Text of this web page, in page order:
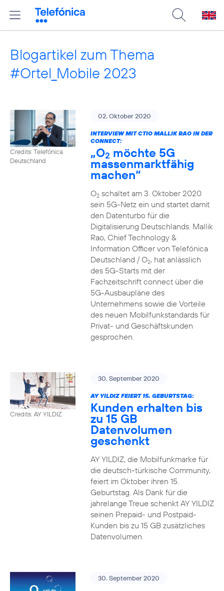
Blogartikel zum Thema
#Ortel_Mobile 2023
Credits: Telefónica
Deutschland
02. Oktober 2020
INTERVIEW MIT CTIO MALLIK RAO IN DER
CONNECT:
„O2 möchte 5G
massenmarktfähig
machen“
O2schaltet am 3. Oktober 2020
sein 5G-Netz ein und startet damit
den Datenturbo für die
Digitalisierung Deutschlands. Mallik
Rao, Chief Technology &
Information Officer von Telefónica
Deutschland / O2, hat anlässlich
des 5G-Starts mit der
Fachzeitschrift connect über die
5G-Ausbaupläne des
Unternehmens sowie die Vorteile
des neuen Mobilfunkstandards für
Privat- und Geschäftskunden
gesprochen.
Credits: AY YILDIZ
30. September 2020
AY YILDIZ FEIERT 15. GEBURTSTAG:
Kunden erhalten bis
zu 15 GB
Datenvolumen
geschenkt
AY YILDIZ, die Mobilfunkmarke für
die deutsch-türkische Community,
feiert im Oktober ihren 15.
Geburtstag. Als Dank für die
jahrelange Treue schenkt AY YILDIZ
seinen Prepaid- und Postpaid-
Kunden bis zu 15 GB zusätzliches
Datenvolumen.
30. September 2020